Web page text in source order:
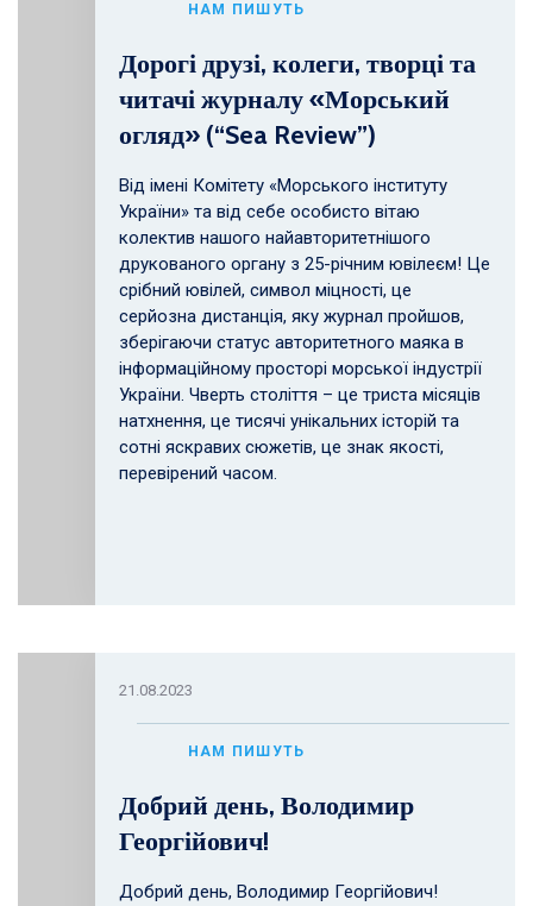
НАМ ПИШУТЬ
Дорогі друзі, колеги, творці та
читачі журналу «Морський
огляд» (“Sea Review”)
Від імені Комітету «Морського інституту
України» та від себе особисто вітаю
колектив нашого найавторитетнішого
друкованого органу з 25-річним ювілеєм! Це
срібний ювілей, символ міцності, це
серйозна дистанція, яку журнал пройшов,
зберігаючи статус авторитетного маяка в
інформаційному просторі морської індустрії
України. Чверть століття – це триста місяців
натхнення, це тисячі унікальних історій та
сотні яскравих сюжетів, це знак якості,
перевірений часом.
21.08.2023
НАМ ПИШУТЬ
Добрий день, Володимир
Георгійович!
Добрий день, Володимир Георгійович!